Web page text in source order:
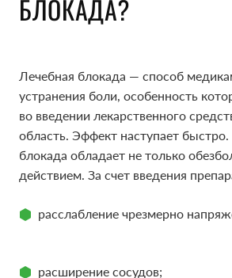
БЛОКАДА?
Лечебная блокада — способ
устранения боли, особенность
во введении лекарственного
область. Эффект наступает
блокада обладает не только
действием. За счет введения
расслабление чрезмерно
расширение сосудов;